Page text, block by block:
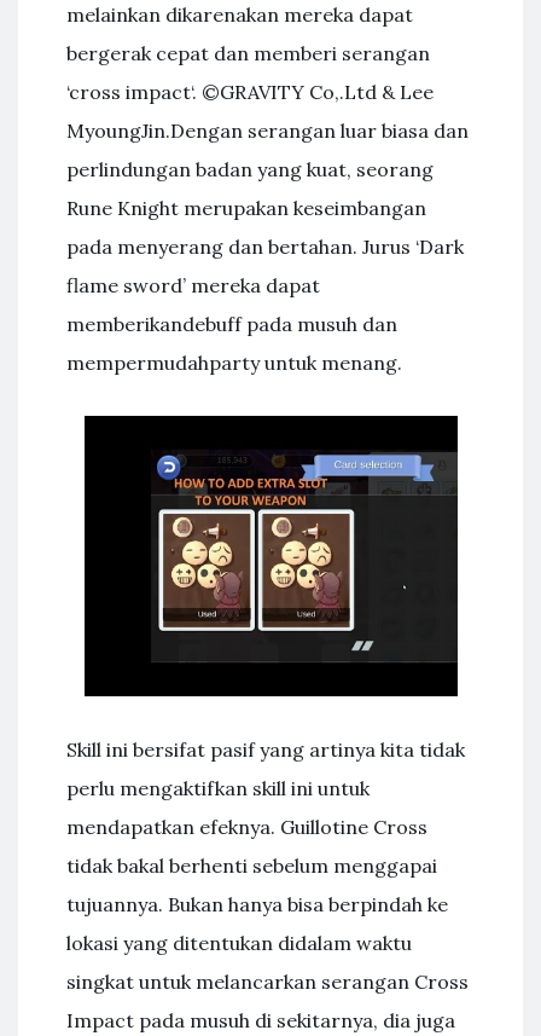
melainkan dikarenakan mereka dapat
bergerak cepat dan memberi serangan
‘cross impact‘. ©GRAVITY Co,.Ltd & Lee
MyoungJin.Dengan serangan luar biasa dan
perlindungan badan yang kuat, seorang
Rune Knight merupakan keseimbangan
pada menyerang dan bertahan. Jurus ‘Dark
flame sword’ mereka dapat
memberikandebuff pada musuh dan
mempermudahparty untuk menang.
Skill ini bersifat pasif yang artinya kita tidak
perlu mengaktifkan skill ini untuk
mendapatkan efeknya. Guillotine Cross
tidak bakal berhenti sebelum menggapai
tujuannya. Bukan hanya bisa berpindah ke
lokasi yang ditentukan didalam waktu
singkat untuk melancarkan serangan Cross
Impact pada musuh di sekitarnya, dia juga